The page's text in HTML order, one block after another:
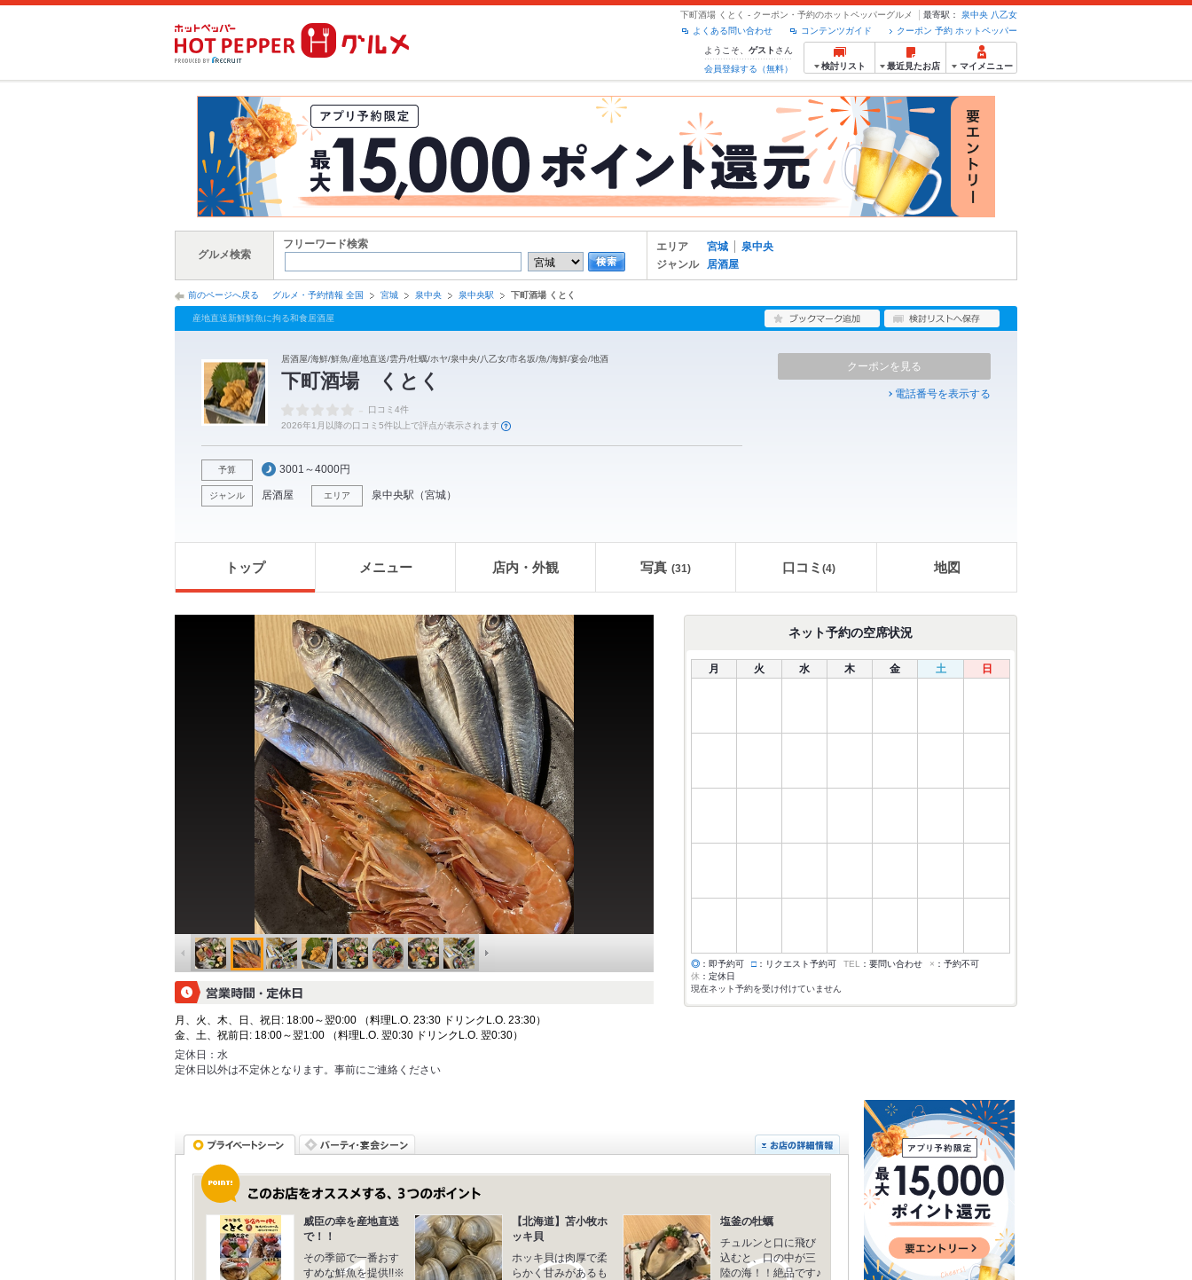
下町酒場 くとく - クーポン・予約のホットペッパーグルメ 最寄駅： 泉中央 八乙女
クーポン 予約 ホットペッパー
コンテンツガイド
よくある問い合わせ
ようこそ、 ゲスト さん
会員登録する（無料）
検討リスト 最近見たお店 マイメニュー
グルメ検索
フリーワード検索 エリア 宮城
泉中央
ジャンル
居酒屋
前のページへ戻る グルメ・予約情報 全国 宮城 泉中央 泉中央駅 下町酒場 くとく
産地直送新鮮鮮魚に拘る和食居酒屋
居酒屋/海鮮/鮮魚/産地直送/雲丹/牡蠣/ホヤ/泉中央/八乙女/市名坂/魚/海鮮/宴会/地酒
下町酒場 くとく
-
口コミ4件
2026年1月以降の口コミ5件以上で評点が表示されます
予算 3001～4000円
ジャンル 居酒屋 エリア 泉中央駅 （宮城）
クーポンを見る
電話番号を表示する
トップ メニュー 店内・外観 写真 (31) 口コミ (4) 地図
月、火、木、日、祝日: 18:00～翌0:00 （料理L.O. 23:30 ドリンクL.O. 23:30）
金、土、祝前日: 18:00～翌1:00 （料理L.O. 翌0:30 ドリンクL.O. 翌0:30）
定休日： 水
定休日以外は不定休となります。事前にご連絡ください
ネット予約の空席状況
月 火 水 木 金 土 日
◎ ：即予約可 □ ：リクエスト予約可 TEL ：要問い合わせ × ：予約不可
休 ：定休日
現在ネット予約を受け付けていません
威臣の幸を産地直送
で！！
その季節で一番おす
すめな鮮魚を提供!!※
【北海道】苫小牧ホ
ッキ貝
ホッキ貝は肉厚で柔
らかく甘みがあるも
塩釜の牡蠣
チュルンと口に飛び
込むと、口の中が三
陸の海！！絶品です♪